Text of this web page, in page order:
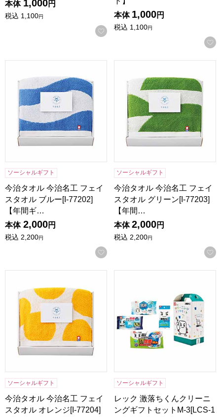
本体 1,000円
税込 1,100円
お気に入りに登録する
本体 1,000円
税込 1,100円
ソーシャルギフト
今治タオル 今治名工 フェイ
スタオル ブルー[I-77202]
【年間ギ…
本体 2,000円
税込 2,200円
お気に入りに登録する
ソーシャルギフト
今治タオル 今治名工 フェイ
スタオル グリーン[I-77203]
【年間…
本体 2,000円
税込 2,200円
ソーシャルギフト
今治タオル 今治名工 フェイ
スタオル オレンジ[I-77204]
ソーシャルギフト
レック 激落ちくんクリーニ
ングギフトセットM-3[LCS-1